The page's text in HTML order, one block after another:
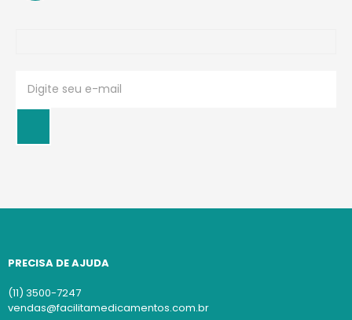
PRECISA DE AJUDA
(11) 3500-7247
vendas@facilitamedicamentos.com.br